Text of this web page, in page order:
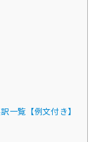
一覧【例文付き】